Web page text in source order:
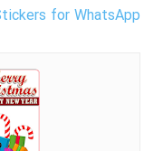
for WhatsApp